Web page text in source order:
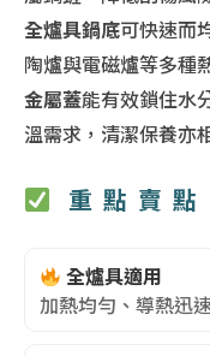
全爐具鍋底可快速而
陶爐與電磁爐等多種
金屬蓋能有效鎖住水
溫需求，清潔保養亦
重點賣點
全爐具適用
加熱均勻、導熱迅